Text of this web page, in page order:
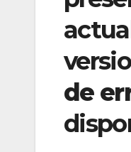
de